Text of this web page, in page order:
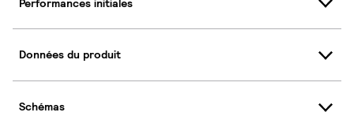
Données du produit
Schémas